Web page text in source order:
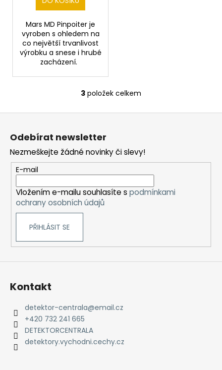
Mars MD Pinpoiter je
vyroben s ohledem na
co největší trvanlivost
výrobku a snese i hrubé
zacházení.
O
v
a
c
í
p
r
ý
p
3 položek celkem
Z
Odebírat newsletter
Nezmeškejte žádné novinky či slevy!
E-mail
Vložením e-mailu souhlasíte s podmínkami
ochrany osobních údajů
PŘIHLÁSIT SE
Kontakt
detektor-centrala@email.cz
+420 732 241 665
DETEKTORCENTRALA
detektory.vychodni.cechy.cz